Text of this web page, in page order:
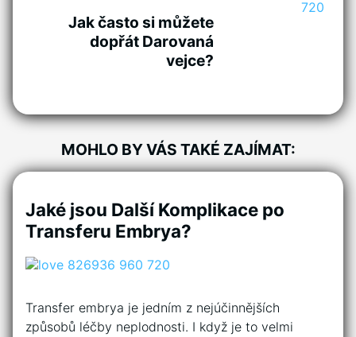
Jak často si můžete
dopřát Darovaná
vejce?
MOHLO BY VÁS TAKÉ ZAJÍMAT:
Jaké jsou Další Komplikace po
Transferu Embrya?
Transfer embrya je jedním z nejúčinnějších
způsobů léčby neplodnosti. I když je to velmi